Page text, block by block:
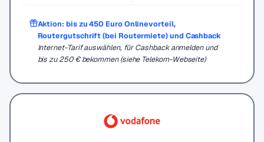
Aktion: bis zu 450 Euro Onlinevorteil,
Routergutschrift (bei Routermiete) und Cashback
Internet-Tarif auswählen, für Cashback anmelden und
bis zu 250 € bekommen (siehe Telekom-Webseite)